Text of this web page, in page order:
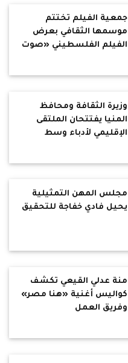
جمعية الفيلم تختتم
موسمها الثقافي بعرض
الفيلم الفلسطيني «صوت
وزيرة الثقافة ومحافظ
المنيا يفتتحان الملتقى
الإقليمي لأدباء وسط
مجلس المهن التمثيلية
يحيل فادي خفاجة للتحقيق
منة عدلي القيعي تكشف
كواليس أغنية «هنا مصر»
وفريق العمل